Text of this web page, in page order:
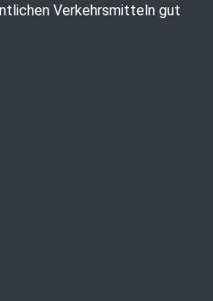
Verkehrsmitteln gut